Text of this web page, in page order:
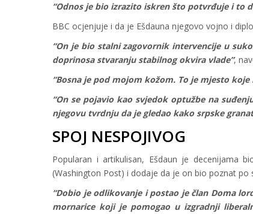
“Odnos je bio izrazito iskren što potvrđuje i to
BBC ocjenjuje i da je Ešdauna njegovo vojno i
“On je bio stalni zagovornik intervencije u
doprinosa stvaranju stabilnog okvira vlade”,
“Bosna je pod mojom kožom. To je mjesto
“On se pojavio kao svjedok optužbe na
njegovu tvrdnju da je gledao kako srpske
SPOJ NESPOJIVOG
Popularan i artikulisan, Ešdaun je decenijama
(Washington Post) i dodaje da je on bio poznat
“Dobio je odlikovanje i postao je član Doma
mornarice koji je pomogao u izgradnji